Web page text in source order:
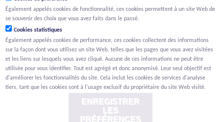
Également appelés cookies de fonctionnalité, ces cookies permettent à un site Web de
se souvenir des choix que vous avez faits dans le passé.
Cookies statistiques
Également appelés cookies de performance, ces cookies collectent des informations
sur la façon dont vous utilisez un site Web, telles que les pages que vous avez visitées
et les liens sur lesquels vous avez cliqué. Aucune de ces informations ne peut être
utilisée pour vous identifier. Tout est agrégé et donc anonymisé. Leur seul objectif est
d'améliorer les fonctionnalités du site. Cela inclut les cookies de services d'analyse
tiers, tant que les cookies sont à l'usage exclusif du propriétaire du site Web visité.
ENREGISTRER
LES
PRÉFÉRENCES